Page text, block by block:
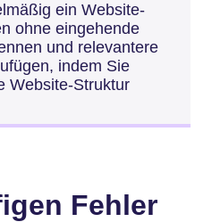
ein Website-
ohne eingehende
und relevantere
indem Sie
Website-Struktur
Fehler